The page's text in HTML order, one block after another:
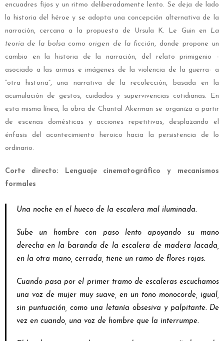
encuadres fijos y un ritmo deliberadamente lento. Se deja de lado
la historia del héroe y se adopta una concepción alternativa de la
narración, cercana a la propuesta de Ursula K. Le Guin en La
teoría de la bolsa como origen de la ficción, donde propone un
cambio en la historia de la narración, del relato primigenio -
asociado a las armas e imágenes de la violencia de la guerra- a
“otra historia”, una narrativa de la recolección, basada en la
acumulación de gestos, cuidados y supervivencias cotidianas. En
esta misma línea, la obra de Chantal Akerman se organiza a partir
de escenas domésticas y acciones repetitivas, desplazando el
énfasis del acontecimiento heroico hacia la persistencia de lo
ordinario.
Corte directo: Lenguaje cinematográfico y mecanismos
formales
Una noche en el hueco de la escalera mal iluminada.
Sube un hombre con paso lento apoyando su mano
derecha en la baranda de la escalera de madera lacada,
en la otra mano, cerrada, tiene un ramo de flores rojas.
Cuando pasa por el primer tramo de escaleras escuchamos
una voz de mujer muy suave, en un tono monocorde, igual,
sin puntuación, como una letanía obsesiva y palpitante. De
vez en cuando, una voz de hombre que la interrumpe.